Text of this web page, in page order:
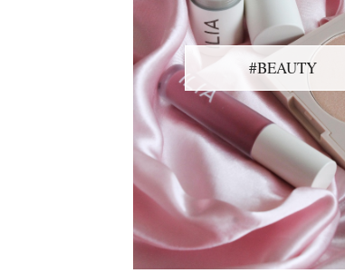
#BEAUTY